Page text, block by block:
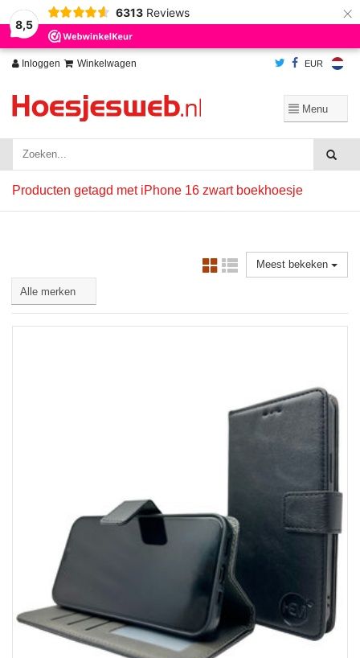
8,5
6313 Reviews ×
Inloggen Winkelwagen EUR
Producten getagd met iPhone 16 zwart boekhoesje
Meest bekeken
Wij slaan cookies op om onze website te verbeteren. Is dat akkoord?
Ja
Nee